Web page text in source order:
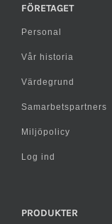
FÖRETAGET
Personal
Vår historia
Värdegrund
Samarbetspartners
Miljöpolicy
Log ind
PRODUKTER